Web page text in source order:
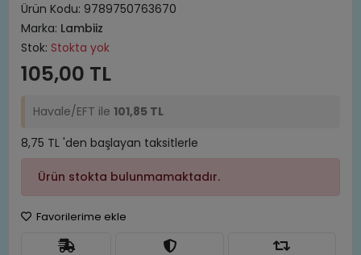
Ürün Kodu: 9789750763670
Marka: Lambiiz
Stok: Stokta yok
105,00 TL
Havale/EFT ile 101,85 TL
8,75 TL 'den başlayan taksitlerle
Ürün stokta bulunmamaktadır.
Favorilerime ekle